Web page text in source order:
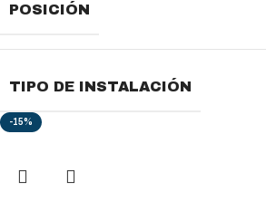
POSICIÓN
TIPO DE INSTALACIÓN
-15%